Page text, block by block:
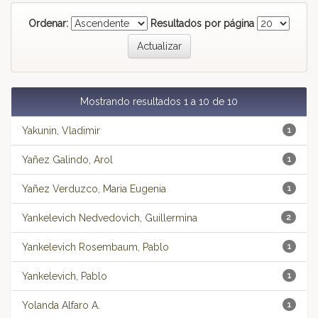
Ordenar: Resultados por página
Mostrando resultados 1 a 10 de 10
Yakunin, Vladimir 1
Yañez Galindo, Arol 1
Yañez Verduzco, Maria Eugenia 1
Yankelevich Nedvedovich, Guillermina 2
Yankelevich Rosembaum, Pablo 1
Yankelevich, Pablo 1
Yolanda Alfaro A. 1